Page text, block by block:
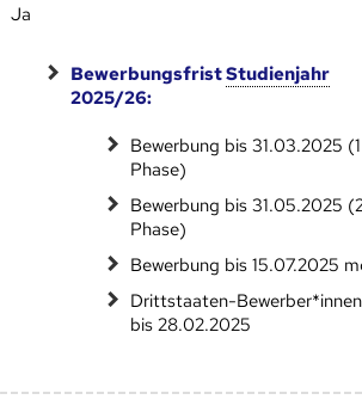
Ja
BewerbungsfristStudienjahr
2025/26:
Bewerbung bis 31.03.2025
Phase)
Bewerbung bis 31.05.2025
Phase)
Bewerbung bis 15.07.2025
Drittstaaten-
bis 28.02.2025